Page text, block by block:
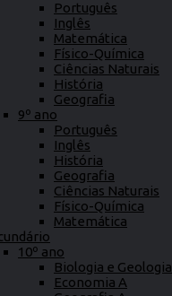
Português
Inglês
Matemática
Físico-Química
Ciências Naturais
História
Geografia
9º ano
Português
Inglês
História
Geografia
Ciências Naturais
Físico-Química
Matemática
10º ano
Biologia e Geologia
Economia A